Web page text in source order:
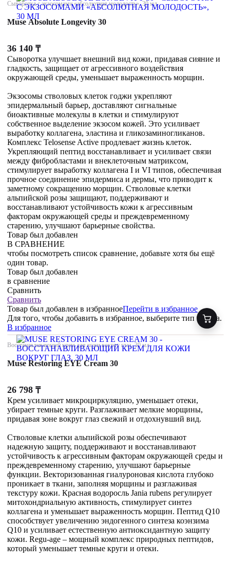
Сыворотка с экзосомами «абсолютная молодость», 30 мл
Muse Absolute Longevity 30
36 140 ₸
Сыворотка улучшает внешний вид кожи, придавая сияние и
гладкость, защищает от агрессивного воздействия
окружающей среды, уменьшает выраженность морщин.
Экзосомы стволовых клеток годжи укрепляют
эпидермальный барьер, доставляют сигнальные
биоактивные молекулы в клетки и стимулируют
собственное выделение экзосом кожей. Это усиливает
выработку коллагена, эластина и гликозаминогликанов.
Комплекс Telosense Active продлевает жизнь клеток.
Укрепляющий пептид восстанавливает и усиливает связи
между фибробластами и внеклеточным матриксом,
стимулирует выработку коллагена I и VI типов, обеспечивая
прочное соединение эпидермиса и дермы, что приводит к
заметному сокращению морщин. Стволовые клетки
альпийской розы защищают, поддерживают и
восстанавливают устойчивость кожи к агрессивным
факторам окружающей среды и преждевременному
старению, улучшают барьерные свойства.
Товар был добавлен
В СРАВНЕНИЕ
чтобы посмотреть список сравнение, добавьте хотя бы ещё
один товар.
Товар был добавлен
в сравнение
Сравнить
Сравнить
Товар был добавлен в избранноеПерейти в избранное
Для того, чтобы добавить в избранное, выберите тип товара.
В избранное
Восстанавливающий крем для кожи вокруг глаз, 30 мл
Muse Restoring EYE Cream 30
26 798 ₸
Крем усиливает микроциркуляцию, уменьшает отеки,
убирает темные круги. Разглаживает мелкие морщины,
придавая зоне вокруг глаз свежий и отдохнувший вид.
Стволовые клетки альпийской розы обеспечивают
надежную защиту, поддерживают и восстанавливают
устойчивость к агрессивным факторам окружающей среды и
преждевременному старению, улучшают барьерные
функции. Векторизованная гиалуроновая кислота глубоко
проникает в ткани, заполняя морщины и разглаживая
текстуру кожи. Красная водоросль Jania rubens регулирует
митохондриальную активность, стимулирует синтез
коллагена и уменьшает выраженность морщин. Пептид Q10
способствует увеличению эндогенного синтеза коэнзима
Q10 и усиливает естественную антиоксидантную защиту
кожи. Regu-age – мощный комплекс природных пептидов,
который уменьшает темные круги и отеки.